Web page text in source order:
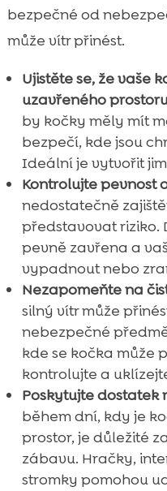
bezpečné od
může vítr přinést.
Ujistěte se, že vaše
uzavřeného
by kočky měly mít
bezpečí, kde jsou
Ideální je vytvořit
Kontrolujte pevnost
nedostatečně
představovat riziko.
pevně zavřena a
vypadnout nebo
Nezapomeňte na
silný vítr může
nebezpečné
kde se kočka může
kontrolujte a
Poskytujte dostatek
během dní, kdy je
prostor, je důležité
zábavu. Hračky,
stromky pomohou